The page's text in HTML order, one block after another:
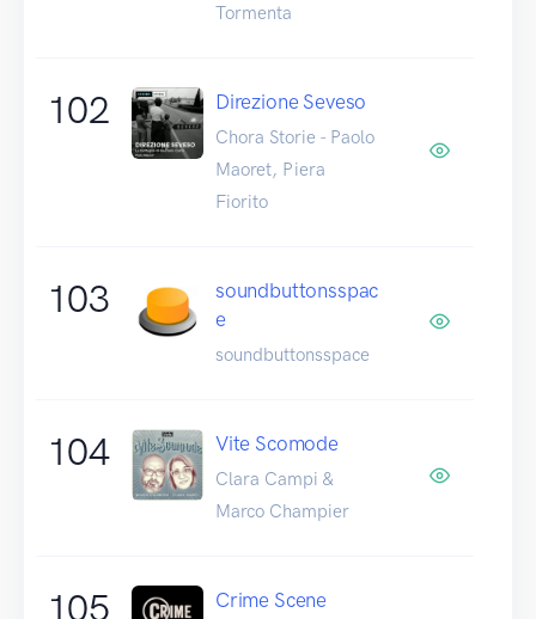
Tormenta
102 Direzione Seveso
Chora Storie - Paolo
Maoret, Piera
Fiorito
103
soundbuttonsspac
e
soundbuttonsspace
104 Vite Scomode
Clara Campi &
Marco Champier
105
Crime Scene